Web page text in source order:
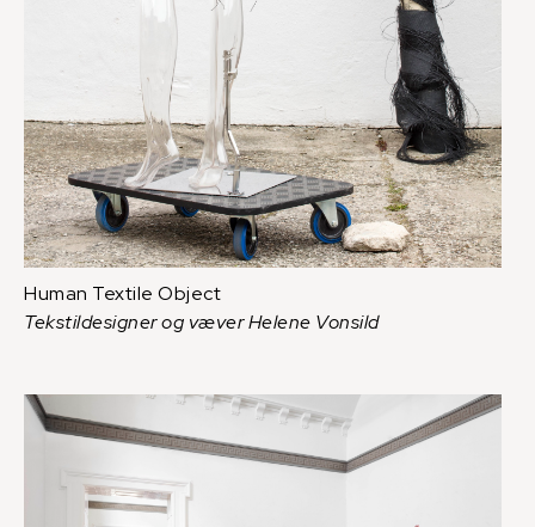
Human Textile Object
Tekstildesigner og væver Helene Vonsild